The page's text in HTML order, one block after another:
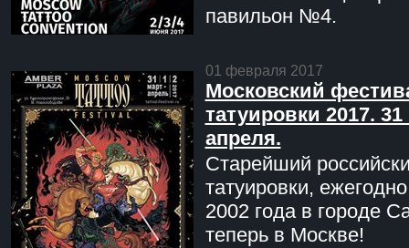
павильон №4.
01 февраля 2017
Московский
татуировки 2017. 31
апреля.
Старейший
татуировки,
2002 года в городе
теперь в Москве!